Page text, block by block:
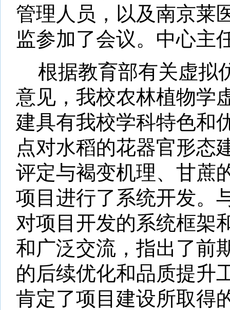
管理人员，以及南京莱
监参加了会议。中心主
根据教育部有关虚拟
意见，我校农林植物学
建具有我校学科特色和
点对水稻的花器官形态
评定与褐变机理、甘蔗
项目进行了系统开发。
对项目开发的系统框架
和广泛交流，指出了前
的后续优化和品质提升
肯定了项目建设所取得